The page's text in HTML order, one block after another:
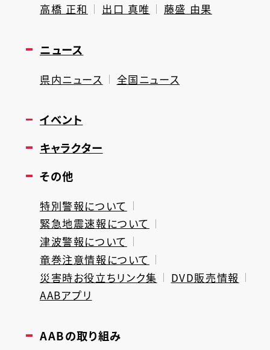
高橋 正和
出口 真唯 藤盛 由果
ニュース
県内ニュース 全国ニュース
イベント
キャラクター
その他
特別警報について
緊急地震速報について
津波警報について
竜巻注意情報について
災害時お役立ちリンク集
DVD販売情報
AABアプリ
AABの取り組み